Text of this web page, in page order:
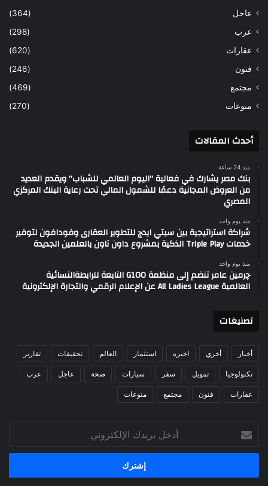
عاجل
(364)
عرب
(298)
عقارات
(620)
فنون
(246)
مجتمع
(469)
منوعات
(270)
أحدث المقالات
منذ 24 ساعة
بنك مصر يشارك في فعالية “اليوم العالمي للشباب” ويقدم العديد
من العروض المجانية دعمًا للشمول المالي تحت رعاية البنك المركزي
المصري
منذ يوم واحد
شراكة استراتيجية بين سيتي ايدج للتطوير العقارى وفودافون لتوفير
خدمات Triple Play الذكية بمشروع داون تاون بالعلمين الجديدة
منذ يوم واحد
چرمين عامر تنضم إلى منظمة G100 التابعة للرابطةالنسائية
العالمية All Ladies League عن الإعلام الرقمي والتجارة الإلكترونية
تصنيغات
أخبار أخري اخيره استثمار العالم تحقيقات تقارير
تكنولوجيا تمويل سفر سيارات صحة عاجل عرب
عقارات فنون مجتمع منوعات
بريدك
الإلكتروني